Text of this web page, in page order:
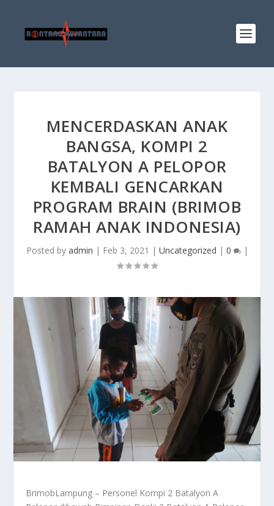
MENCERDASKAN ANAK
BANGSA, KOMPI 2
BATALYON A PELOPOR
KEMBALI GENCARKAN
PROGRAM BRAIN (BRIMOB
RAMAH ANAK INDONESIA)
Posted by admin | Feb 3, 2021 | Uncategorized | 0 |
BrimobLampung – Personel Kompi 2 Batalyon A